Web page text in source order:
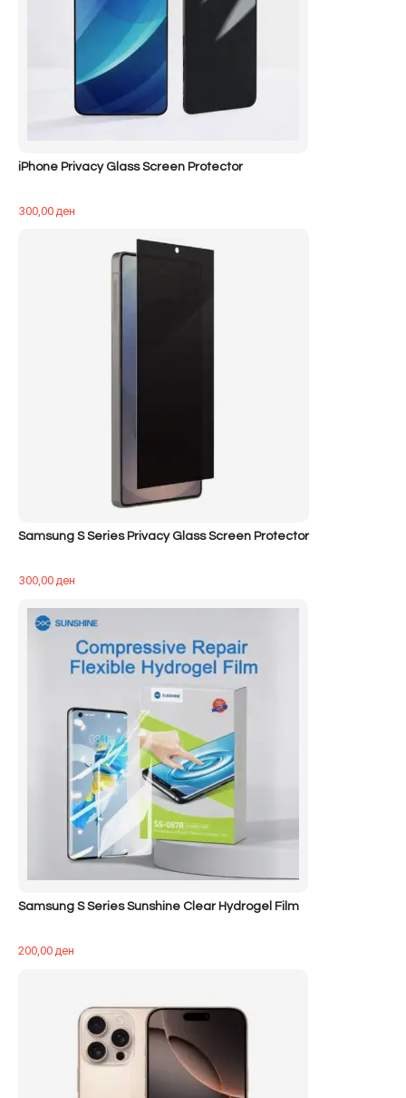
iPhone Privacy Glass Screen Protector
300,00ден
Samsung S Series Privacy Glass Screen Protector
300,00ден
Samsung S Series Sunshine Clear Hydrogel Film
200,00ден